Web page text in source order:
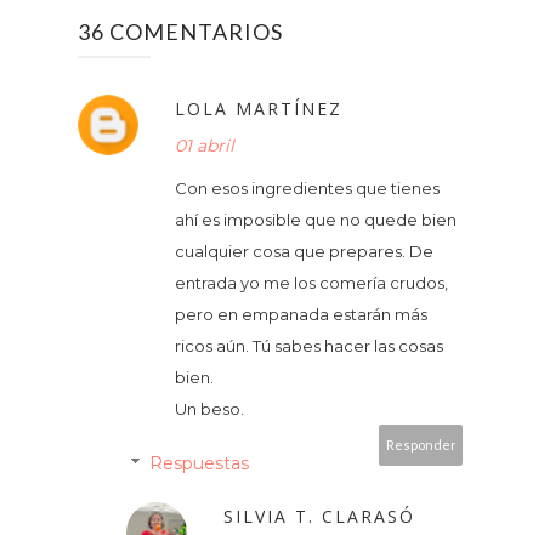
36 COMENTARIOS
LOLA MARTÍNEZ
01 abril
Con esos ingredientes que tienes
ahí es imposible que no quede bien
cualquier cosa que prepares. De
entrada yo me los comería crudos,
pero en empanada estarán más
ricos aún. Tú sabes hacer las cosas
bien.
Un beso.
Responder
Respuestas
SILVIA T. CLARASÓ